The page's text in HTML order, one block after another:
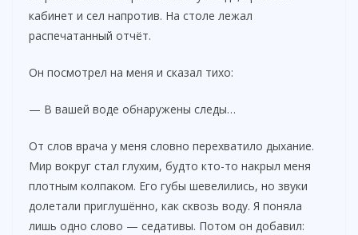
кабинет и сел напротив. На столе лежал
распечатанный отчёт.
Он посмотрел на меня и сказал тихо:
— В вашей воде обнаружены следы…
От слов врача у меня словно перехватило дыхание.
Мир вокруг стал глухим, будто кто-то накрыл меня
плотным колпаком. Его губы шевелились, но звуки
долетали приглушённо, как сквозь воду. Я поняла
лишь одно слово — седативы. Потом он добавил: